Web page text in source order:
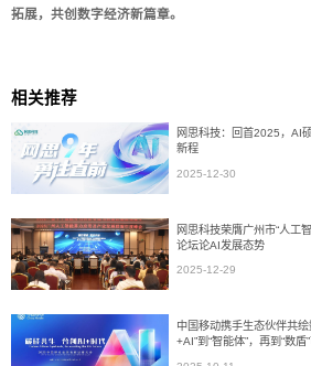
拓展，共创数字经济新篇章。
相关推荐
网思科技：回首2025，AI
新程
2025-12-30
网思科技荣膺广州市“人工
论坛论AI发展态势
2025-12-29
中国移动携手生态伙伴共
+AI”到“智能体”，再到“数盾